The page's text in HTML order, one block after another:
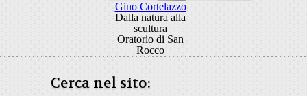
Gino Cortelazzo
Dalla natura alla
scultura
Oratorio di San
Rocco
Cerca nel sito: